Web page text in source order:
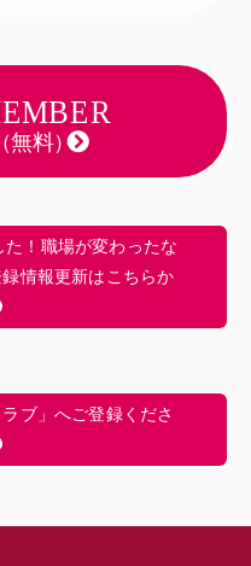
！職場が変わったな
情報更新はこちらか
ブ」へご登録くださ